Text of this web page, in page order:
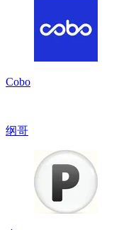
Cobo
纲哥